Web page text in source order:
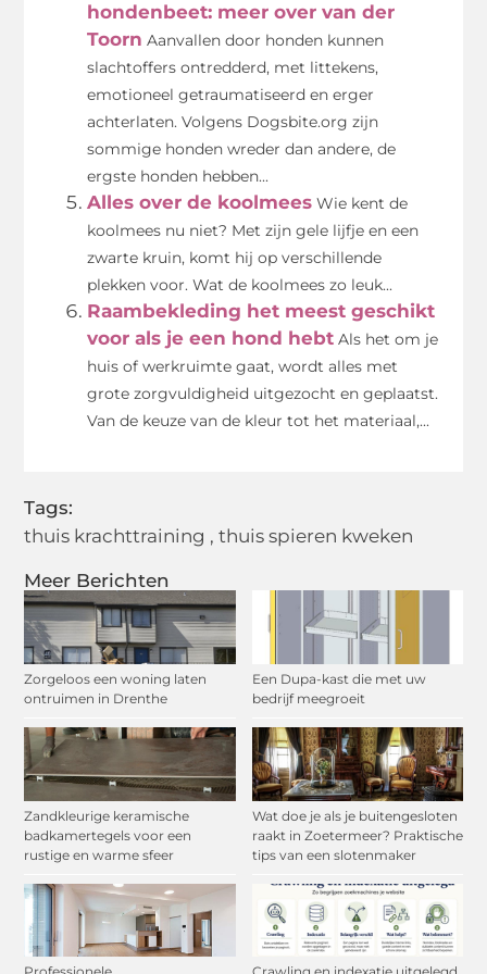
Meer Berichten
Zorgeloos een woning laten
ontruimen in Drenthe
Een Dupa-kast die met uw
bedrijf meegroeit
Zandkleurige keramische
badkamertegels voor een
rustige en warme sfeer
Wat doe je als je buitengesloten
raakt in Zoetermeer? Praktische
tips van een slotenmaker
hondenbeet: meer over van der
Toorn Aanvallen door honden kunnen
slachtoffers ontredderd, met littekens,
emotioneel getraumatiseerd en erger
achterlaten. Volgens Dogsbite.org zijn
sommige honden wreder dan andere, de
ergste honden hebben...
Alles over de koolmees Wie kent de
koolmees nu niet? Met zijn gele lijfje en een
zwarte kruin, komt hij op verschillende
plekken voor. Wat de koolmees zo leuk...
Raambekleding het meest geschikt
voor als je een hond hebt Als het om je
huis of werkruimte gaat, wordt alles met
grote zorgvuldigheid uitgezocht en geplaatst.
Van de keuze van de kleur tot het materiaal,...
Tags:
thuis krachttraining ,thuis spieren kweken